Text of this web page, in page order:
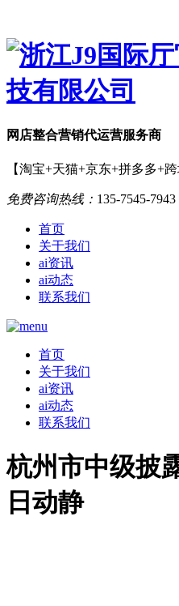
网店整合营销代运营服务商
【淘宝+天猫+京东+拼多多+跨
免费咨询热线： 135-7545-7943
首页
关于我们
ai资讯
ai动态
联系我们
首页
关于我们
ai资讯
ai动态
联系我们
杭州市中级披
日动静